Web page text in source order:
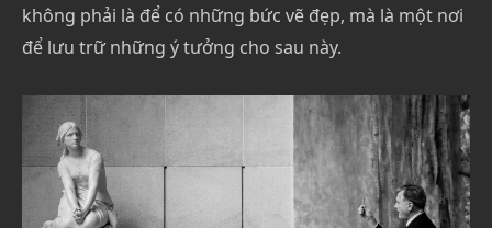
không phải là để có những bức vẽ đẹp, mà là một nơi
để lưu trữ những ý tưởng cho sau này.